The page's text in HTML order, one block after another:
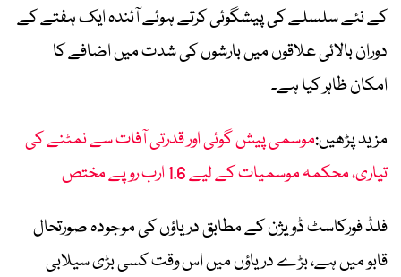
کے نئے سلسلے کی پیشگوئی کرتے ہوئے آئندہ ایک ہفتے کے
دوران بالائی علاقوں میں بارشوں کی شدت میں اضافے کا
امکان ظاہر کیا ہے۔
مزید پڑھیں:موسمی پیش گوئی اور قدرتی آفات سے نمٹنے کی
تیاری، محکمہ موسمیات کے لیے 1.6 ارب روپے مختص
فلڈ فورکاسٹ ڈویژن کے مطابق دریاؤں کی موجودہ صورتحال
قابو میں ہے، بڑے دریاؤں میں اس وقت کسی بڑی سیلابی